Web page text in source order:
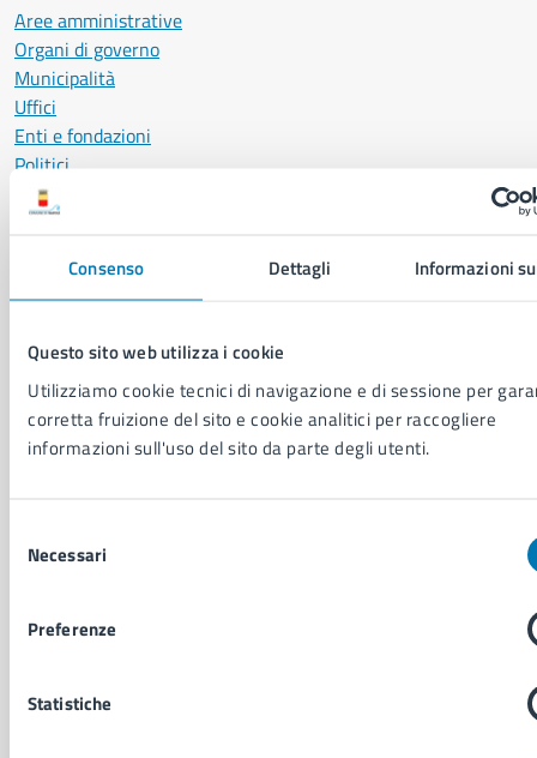
Consenso Dettagli Informazioni
Questo sito web utilizza i cookie
Utilizziamo cookie tecnici di navigazione e di sessione per
corretta fruizione del sito e cookie analitici per raccogliere
informazioni sull'uso del sito da parte degli utenti.
delNecessari
Preferenze
Statistiche
Aree amministrative
Organi di governo
Municipalità
Uffici
Enti e fondazioni
Politici
Personale amministrativo
Documenti e dati
Ambiente
Anagrafe e stato civile
Autorizzazioni
Cultura e tempo libero
Giustizia e sicurezza pubblica
Imprese e commercio
Servizi Cimiteriali